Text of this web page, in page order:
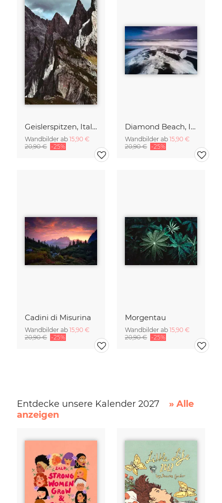
Geislerspitzen, Italien
Wandbilder ab 15,90 €
20,90 € -25%
Diamond Beach, Island
Wandbilder ab 15,90 €
20,90 € -25%
Cadini di Misurina
Wandbilder ab 15,90 €
20,90 € -25%
Morgentau
Wandbilder ab 15,90 €
20,90 € -25%
Entdecke unsere Kalender 2027
» Alle
anzeigen